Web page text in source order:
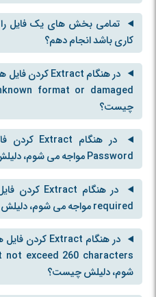
تمامی بخش های یک فایل را
کاری باشد انجام دهم؟
چیست؟
Password مواجه می شوم، دلیلش چیست؟
required مواجه می شوم، دلیلش چیست؟
شوم، دلیلش چیست؟